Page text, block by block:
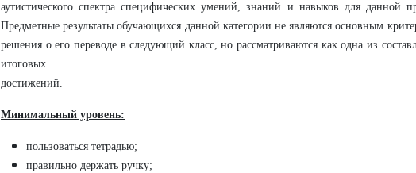
аутистического спектра специфических умений, знаний и навыков для данной
Предметные результаты обучающихся данной категории не являются основным
решения о его переводе в следующий класс, но рассматриваются как одна из
итоговых
Минимальный уровень:
пользоваться тетрадью;
правильно держать ручку;